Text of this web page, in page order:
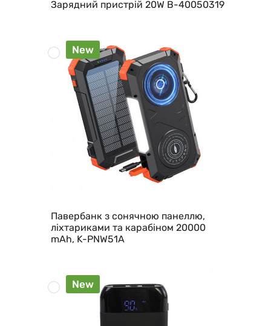
Зарядний пристрій 20W B-40050319
New
Павербанк з сонячною панеллю,
ліхтариками та карабіном 20000
mAh, K-PNW51A
New